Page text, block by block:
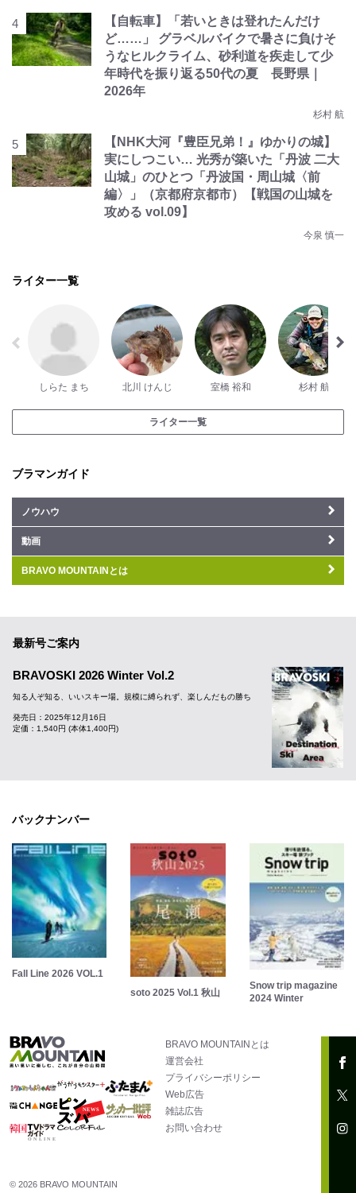
【自転車】「若いときは登れたんだけ
ど……」 グラベルバイクで暑さに負けそ
うなヒルクライム、砂利道を疾走して少
年時代を振り返る50代の夏 長野県｜
2026年
杉村 航
【NHK大河『豊臣兄弟！』ゆかりの城】
実にしつこい… 光秀が築いた「丹波 二大
山城」のひとつ「丹波国・周山城〈前
編〉」（京都府京都市）【戦国の山城を
攻める vol.09】
今泉 慎一
ライター一覧
しらた まち 北川 けんじ 室橋 裕和 杉村 航
ライター一覧
ブラマンガイド
ノウハウ
動画
BRAVO MOUNTAINとは
最新号ご案内
BRAVOSKI 2026 Winter Vol.2
知る人ぞ知る、いいスキー場。規模に縛られず、楽しんだもの勝ち
発売日：2025年12月16日
定価：1,540円 (本体1,400円)
バックナンバー
Fall Line 2026 VOL.1
soto 2025 Vol.1 秋山
Snow trip magazine
2024 Winter
BRAVO MOUNTAINとは
運営会社
プライバシーポリシー
Web広告
雑誌広告
お問い合わせ
© 2026 BRAVO MOUNTAIN